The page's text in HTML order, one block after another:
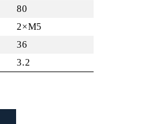
80
2×M5
36
3.2